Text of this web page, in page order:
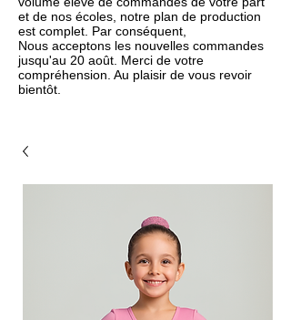
et de nos écoles, notre plan de production
est complet. Par conséquent,
Nous acceptons les nouvelles commandes
jusqu'au 20 août. Merci de votre
compréhension. Au plaisir de vous revoir
bientôt.